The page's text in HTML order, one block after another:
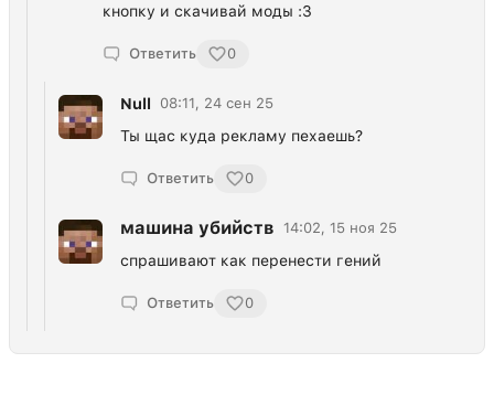
кнопку и скачивай моды :3
Ответить 0
Null 08:11, 24 сен 25
Ты щас куда рекламу пехаешь?
Ответить 0
машина убийств 14:02, 15 ноя 25
спрашивают как перенести гений
Ответить 0